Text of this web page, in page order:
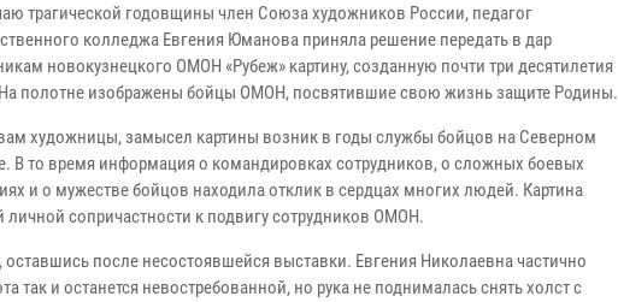
трагической годовщины член Союза художников России, педагог
колледжа Евгения Юманова приняла решение передать в дар
новокузнецкого ОМОН «Рубеж» картину, созданную почти три десятилетия
полотне изображены бойцы ОМОН, посвятившие свою жизнь защите Родины.
художницы, замысел картины возник в годы службы бойцов на Северном
В то время информация о командировках сотрудников, о сложных боевых
и о мужестве бойцов находила отклик в сердцах многих людей. Картина
сопричастности к подвигу сотрудников ОМОН.
после несостоявшейся выставки. Евгения Николаевна частично
так и останется невостребованной, но рука не поднималась снять холст с